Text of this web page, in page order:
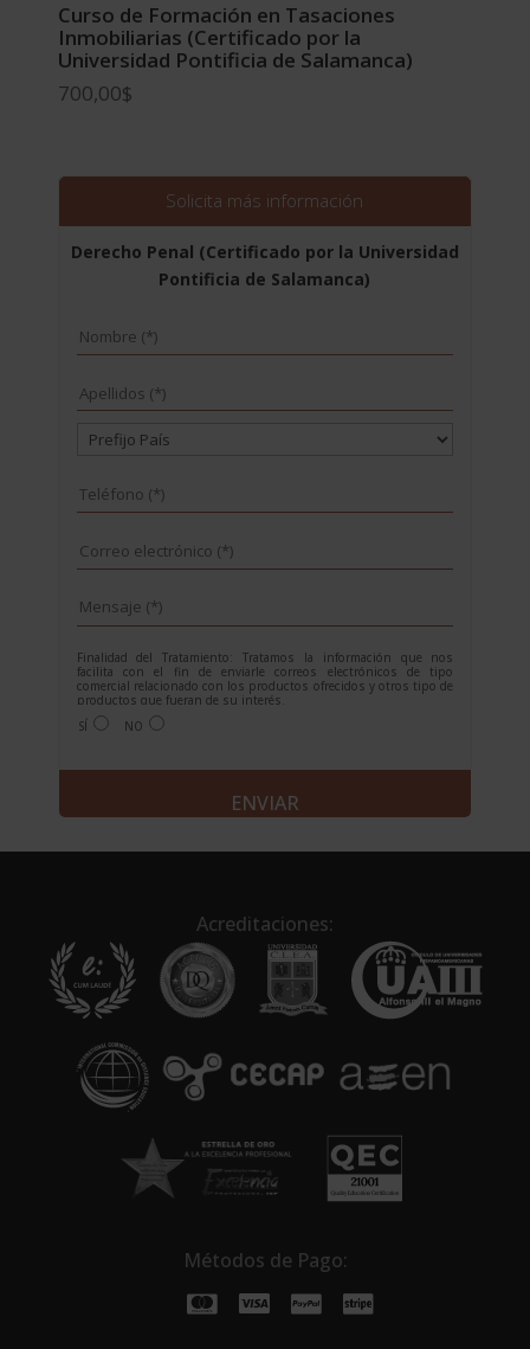
Curso de Formación en Tasaciones
Inmobiliarias (Certificado por la
Universidad Pontificia de Salamanca)
700,00$
Solicita más información
Derecho Penal (Certificado por la Universidad
Pontificia de Salamanca)
Finalidad del Tratamiento: Tratamos la información que nos
facilita con el fin de enviarle correos electrónicos de tipo
comercial relacionado con los productos ofrecidos y otros tipo de
productos que fueran de su interés.
Legitimación del tratamiento: Consentimiento del interesado.
Derechos: Puede ejercitar sus derechos identificándose
Para más información consulte nuestra Política de Privacidad.
SÍ NO
l
a
t
i
Acreditaciones:
Métodos de Pago: